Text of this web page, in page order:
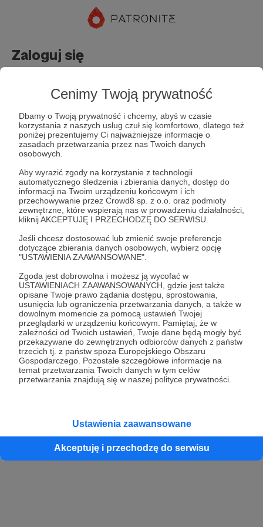
Cenimy Twoją prywatność
Dbamy o Twoją prywatność i chcemy, abyś w czasie
korzystania z naszych usług czuł się komfortowo, dlatego też
poniżej prezentujemy Ci najważniejsze informacje o
zasadach przetwarzania przez nas Twoich danych
osobowych.
Aby wyrazić zgody na korzystanie z technologii
automatycznego śledzenia i zbierania danych, dostęp do
informacji na Twoim urządzeniu końcowym i ich
przechowywanie przez Crowd8 sp. z o.o. oraz podmioty
zewnętrzne, które wspierają nas w prowadzeniu działalności,
kliknij AKCEPTUJĘ I PRZECHODZĘ DO SERWISU.
Jeśli chcesz dostosować lub zmienić swoje preferencje
dotyczące zbierania danych osobowych, wybierz opcję
"USTAWIENIA ZAAWANSOWANE".
Zgoda jest dobrowolna i możesz ją wycofać w
USTAWIENIACH ZAAWANSOWANYCH, gdzie jest także
opisane Twoje prawo żądania dostępu, sprostowania,
usunięcia lub ograniczenia przetwarzania danych, a także w
dowolnym momencie za pomocą ustawień Twojej
przeglądarki w urządzeniu końcowym. Pamiętaj, że w
zależności od Twoich ustawień, Twoje dane będą mogły być
przekazywane do zewnętrznych odbiorców danych z państw
trzecich tj. z państw spoza Europejskiego Obszaru
Gospodarczego. Pozostałe szczegółowe informacje na
temat przetwarzania Twoich danych w tym celów
przetwarzania znajdują się w naszej polityce prywatności.
Ustawienia zaawansowane
Akceptuję i przechodzę do serwisu
Zaloguj się
Zapamiętaj mnie Zapomniałeś hasła?
Zaloguj
lub
Kontynuuj z Google
Kontynuuj z Facebook
Kontynuuj z Apple
konta przez osobę niepełnoletnią” dostępny w regulaminie Patronite.pl